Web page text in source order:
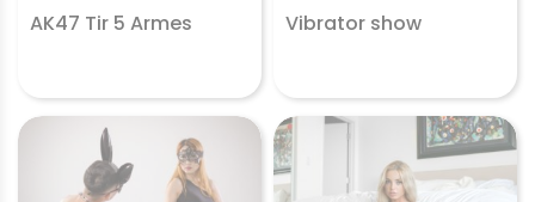
AK47 Tir 5 Armes Vibrator show